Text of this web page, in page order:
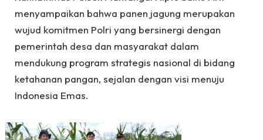
menyampaikan bahwa panen jagung merupakan
wujud komitmen Polri yang bersinergi dengan
pemerintah desa dan masyarakat dalam
mendukung program strategis nasional di bidang
ketahanan pangan, sejalan dengan visi menuju
Indonesia Emas.